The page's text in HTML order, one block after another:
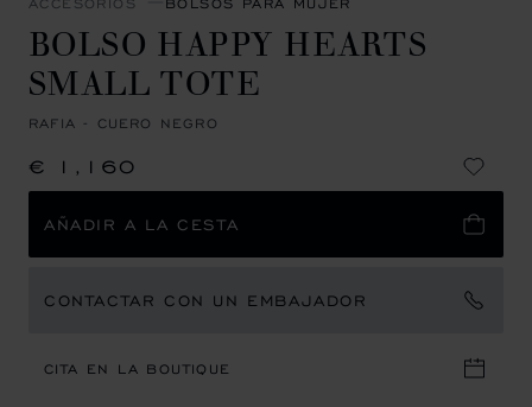
BOLSO HAPPY HEARTS
SMALL TOTE
RAFIA - CUERO NEGRO
€ 1,160
AÑADIR A LA CESTA
CONTACTAR CON UN EMBAJADOR
CITA EN LA BOUTIQUE